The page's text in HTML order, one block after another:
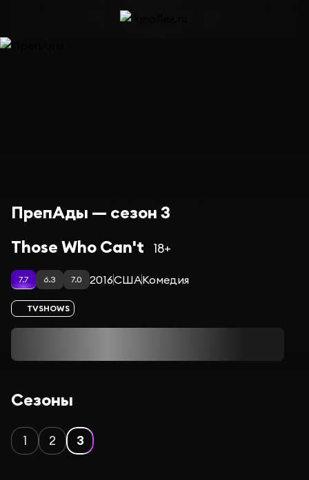
ПрепАды — сезон 3
Those Who Can't
18+
7.7 6.3 7.0 2016СШАКомедия
TVSHOWS
Сезоны
1 2 3